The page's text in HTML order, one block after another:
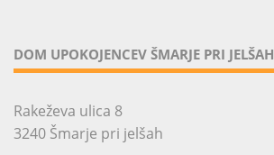
DOM UPOKOJENCEV ŠMARJE PRI JELŠAH
Rakeževa ulica 8
3240 Šmarje pri jelšah